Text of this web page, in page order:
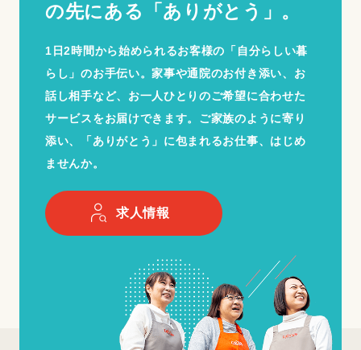
の先にある「ありがとう」。
1日2時間から始められるお客様の「自分らしい暮
らし」のお手伝い。家事や通院のお付き添い、お
話し相手など、お一人ひとりのご希望に合わせた
サービスをお届けできます。ご家族のように寄り
添い、「ありがとう」に包まれるお仕事、はじめ
ませんか。
求人情報